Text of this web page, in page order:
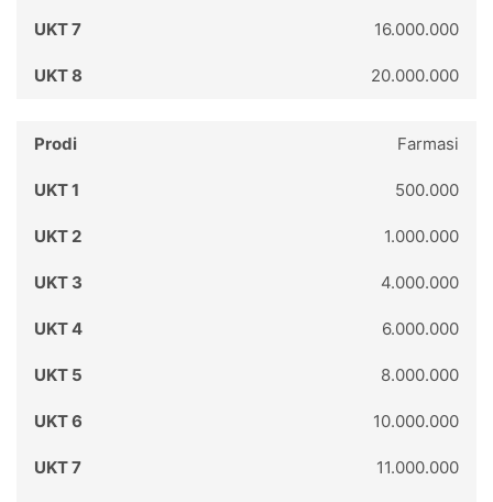
16.000.000
20.000.000
Farmasi
500.000
1.000.000
4.000.000
6.000.000
8.000.000
10.000.000
11.000.000